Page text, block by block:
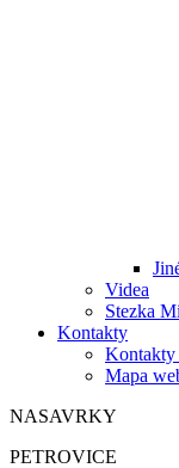
Videa
Stezka
Kontakty
Mapa
NASAVRKY
PETROVICE